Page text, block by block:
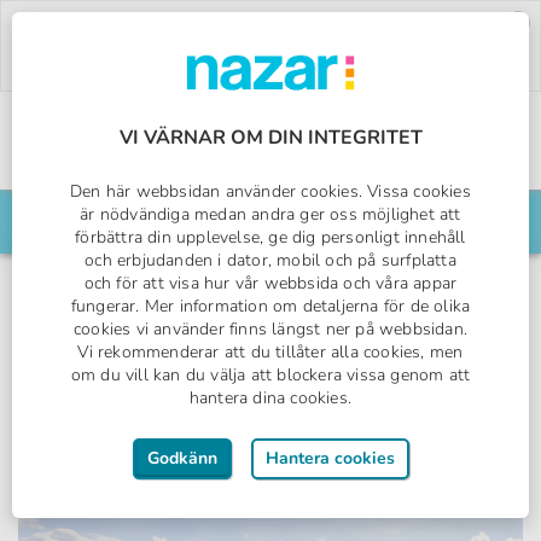
Använd koden:PW26. Boka nu »
Nazar logotyp
Sök din resa här
Fig Tree Bay, Cypern
Papantonia Hotel
VI VÄRNAR OM DIN INTEGRITET
Den här webbsidan använder cookies. Vissa cookies
är nödvändiga medan andra ger oss möjlighet att
förbättra din upplevelse, ge dig personligt innehåll
och erbjudanden i dator, mobil och på surfplatta
och för att visa hur vår webbsida och våra appar
fungerar. Mer information om detaljerna för de olika
cookies vi använder finns längst ner på webbsidan.
Vi rekommenderar att du tillåter alla cookies, men
om du vill kan du välja att blockera vissa genom att
hantera dina cookies.
Godkänn Hantera cookies